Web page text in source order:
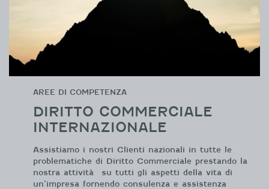
AREE DI COMPETENZA
DIRITTO COMMERCIALE
INTERNAZIONALE
Assistiamo i nostri Clienti nazionali in tutte le
problematiche di Diritto Commerciale prestando la
nostra attività su tutti gli aspetti della vita di
un’impresa fornendo consulenza e assistenza